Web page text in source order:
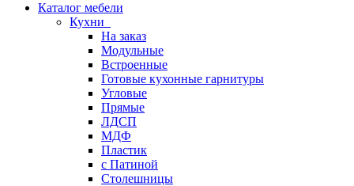
Каталог мебели
Кухни
На заказ
Модульные
Встроенные
Готовые кухонные гарнитуры
Угловые
Прямые
ЛДСП
МДФ
Пластик
с Патиной
Столешницы